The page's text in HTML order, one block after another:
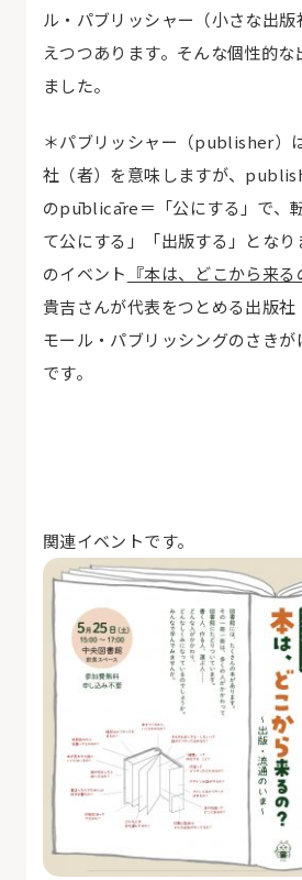
ル・パブリッシャー（小さな出
えつつあります。そんな個性的
ました。
＊パブリッシャー（publisher）
社（者）を意味しますが、
のpūblicāre＝「公にする」で、
て公にする」「出版する」となり
のイベント 『本は、どこから来る
貴吉さんが代表をつとめる出版
モール・パブリッシングのさき
です。
関連イベントです。